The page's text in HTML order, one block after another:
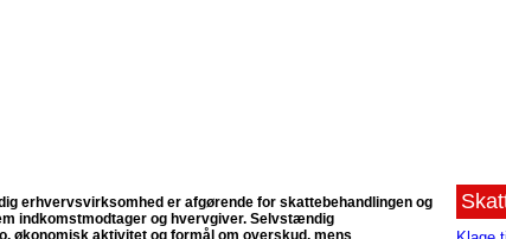
erhvervsvirksomhed er afgørende for skattebehandlingen og
indkomstmodtager og hvervgiver. Selvstændig
økonomisk aktivitet og formål om overskud, mens